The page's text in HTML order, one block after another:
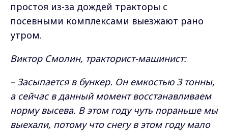
простоя из-за дождей тракторы с
посевными комплексами выезжают рано
утром.
Виктор Смолин, тракторист-машинист:
– Засыпается в бункер. Он емкостью 3 тонны,
а сейчас в данный момент восстанавливаем
норму высева. В этом году чуть пораньше мы
выехали, потому что снегу в этом году мало